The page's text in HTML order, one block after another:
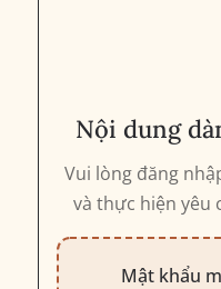
Nội dung
Vui lòng đăng
và thực hiện yêu
Mật khẩu